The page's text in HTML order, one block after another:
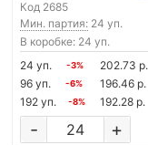
Код 2685
Мин. партия: 24 уп.
В коробке: 24 уп.
24 уп.
-3%
202.73 р.
96 уп.
-6%
196.46 р.
192 уп.
-8% 192.28 р.
+
-